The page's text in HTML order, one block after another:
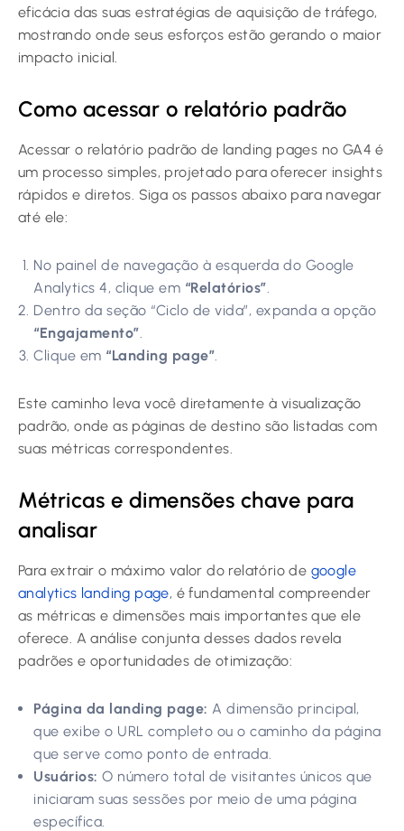
eficácia das suas estratégias de aquisição de tráfego,
mostrando onde seus esforços estão gerando o maior
impacto inicial.
Como acessar o relatório padrão
Acessar o relatório padrão de landing pages no GA4 é
um processo simples, projetado para oferecer insights
rápidos e diretos. Siga os passos abaixo para navegar
até ele:
No painel de navegação à esquerda do Google
Analytics 4, clique em “Relatórios”
Dentro da seção “Ciclo de vida”, expanda a opção
“Engajamento”
Clique em “Landing page”
Este caminho leva você diretamente à visualização
padrão, onde as páginas de destino são listadas com
suas métricas correspondentes.
Métricas e dimensões chave para
analisar
Para extrair o máximo valor do relatório de google
analytics landing page, é fundamental compreender
as métricas e dimensões mais importantes que ele
oferece. A análise conjunta desses dados revela
padrões e oportunidades de otimização:
Página da landing page: A dimensão principal,
que exibe o URL completo ou o caminho da página
que serve como ponto de entrada.
Usuários: O número total de visitantes únicos que
iniciaram suas sessões por meio de uma página
específica.